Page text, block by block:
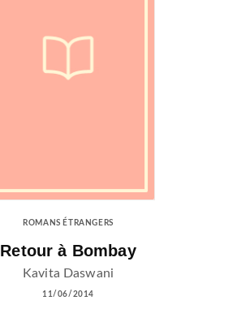
ROMANS ÉTRANGERS
Retour à Bombay
Kavita Daswani
11/06/2014